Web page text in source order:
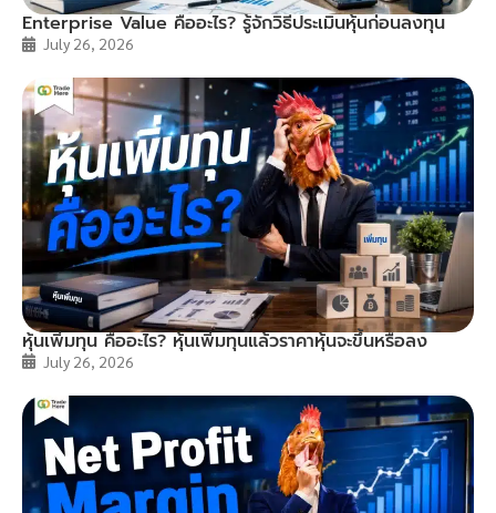
Enterprise Value คืออะไร? รู้จักวิธีประเมินหุ้นก่อนลงทุน
July 26, 2026
หุ้นเพิ่มทุน คืออะไร? หุ้นเพิ่มทุนแล้วราคาหุ้นจะขึ้นหรือลง
July 26, 2026